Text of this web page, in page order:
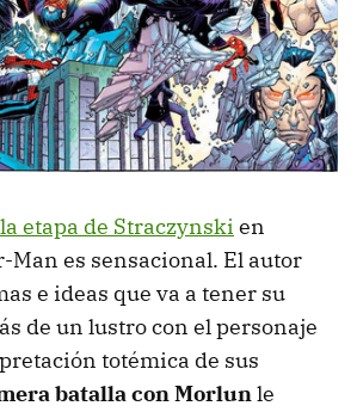
etapa de Straczynski en
Man es sensacional. El autor
e ideas que va a tener su
de un lustro con el personaje
totémica de sus
batalla con Morlunle